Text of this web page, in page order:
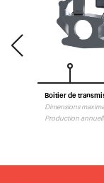
Boitier de
Dimensions
Production